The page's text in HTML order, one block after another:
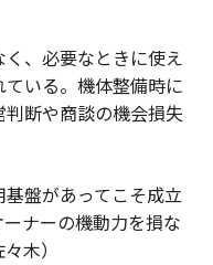
、必要なときに使え
いる。機体整備時に
断や商談の機会損失
基盤があってこそ成立
ナーの機動力を損な
木）